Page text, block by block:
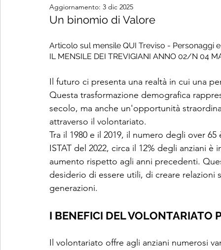
Aggiornamento: 3 dic 2025
Un binomio di Valore
Articolo sul mensile QUI Treviso - Personaggi
IL MENSILE DEI TREVIGIANI ANNO 02/N 04
Il futuro ci presenta una realtà in cui una
Questa trasformazione demografica
secolo, ma anche un'opportunità
attraverso il volontariato.
Tra il 1980 e il 2019, il numero degli over
ISTAT del 2022, circa il 12% degli anziani
aumento rispetto agli anni precedenti.
desiderio di essere utili, di creare
generazioni.
I BENEFICI DEL VOLONTARIATO
Il volontariato offre agli anziani numerosi